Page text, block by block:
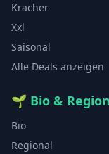
Kracher
Xxl
Saisonal
Alle Deals anzeigen
🌱 Bio &
Bio
Regional